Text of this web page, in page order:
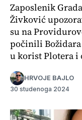
Zaposlenik
Živković
su na
počinili
u korist Plotera
HRVOJE BAJLO
30 studenoga 2024